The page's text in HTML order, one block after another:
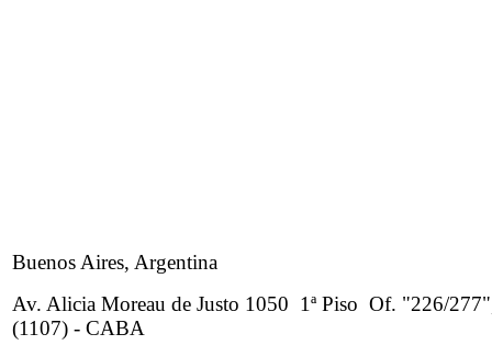
Buenos Aires, Argentina
Av. Alicia Moreau de Justo 1050 1ª Piso Of. "226/
(1107) - CABA